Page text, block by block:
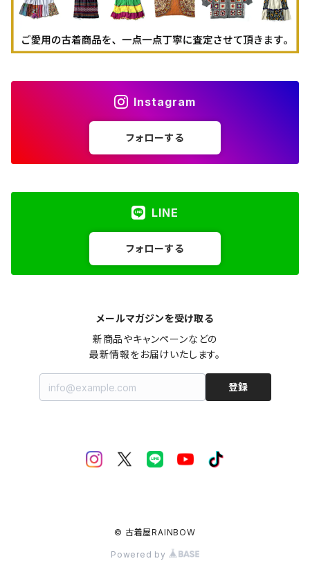
Instagram
フォローする
LINE
フォローする
メールマガジンを受け取る
新商品やキャンペーンなどの
最新情報をお届けいたします。
登録
© 古着屋RAINBOW
Powered by